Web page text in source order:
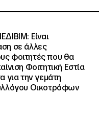
Είναι
σε άλλες
φοιτητές που θα
Φοιτητική Εστία
για την γεμάτη
Οικοτρόφων